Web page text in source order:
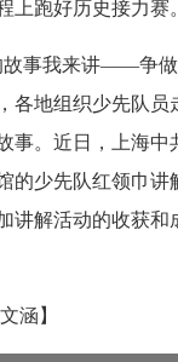
上跑好历史接力赛。
故事我来讲——争
各地组织少先队员
事。近日，上海中
的少先队红领巾讲
讲解活动的收获和
涵】